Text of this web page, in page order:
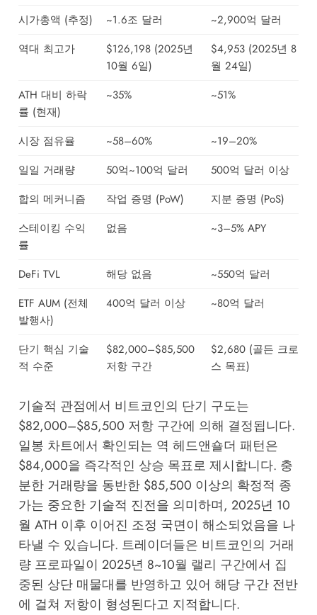
시가총액 (추정) ~1.6조 달러
~2,900억 달러
역대 최고가
$126,198 (2025년
10월 6일)
$4,953 (2025년 8
월 24일)
ATH 대비 하락
률 (현재)
~35% ~51%
시장 점유율 ~58–60%
~19–20%
일일 거래량
50억~100억 달러
500억 달러 이상
합의 메커니즘
작업 증명 (PoW)
지분 증명 (PoS)
스테이킹 수익
률
없음 ~3–5% APY
DeFi TVL 해당 없음
~550억 달러
ETF AUM (전체
발행사)
400억 달러 이상 ~80억 달러
단기 핵심 기술
적 수준
$82,000–$85,500
저항 구간
$2,680 (골든 크로
스 목표)
기술적 관점에서 비트코인의 단기 구도는
$82,000–$85,500 저항 구간에 의해 결정됩니다.
일봉 차트에서 확인되는 역 헤드앤숄더 패턴은
$84,000을 즉각적인 상승 목표로 제시합니다. 충
분한 거래량을 동반한 $85,500 이상의 확정적 종
가는 중요한 기술적 진전을 의미하며, 2025년 10
월 ATH 이후 이어진 조정 국면이 해소되었음을 나
타낼 수 있습니다. 트레이더들은 비트코인의 거래
량 프로파일이 2025년 8~10월 랠리 구간에서 집
중된 상단 매물대를 반영하고 있어 해당 구간 전반
에 걸쳐 저항이 형성된다고 지적합니다.